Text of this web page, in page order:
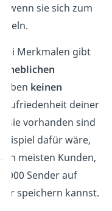
wenn sie sich zum
Merkmalen gibt
keinen
Zufriedenheit deiner
sie vorhanden sind
dafür wäre,
meisten Kunden,
Sender auf
speichern kannst.